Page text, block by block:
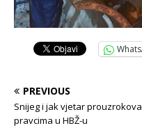
PREVIOUS
Snijeg i jak vjetar
pravcima u HBŽ-u